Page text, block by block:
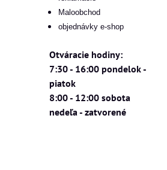
Maloobchod
objednávky e-shop
Otváracie hodiny:
7:30 - 16:00 pondelok -
piatok
8:00 - 12:00 sobota
nedeľa - zatvorené